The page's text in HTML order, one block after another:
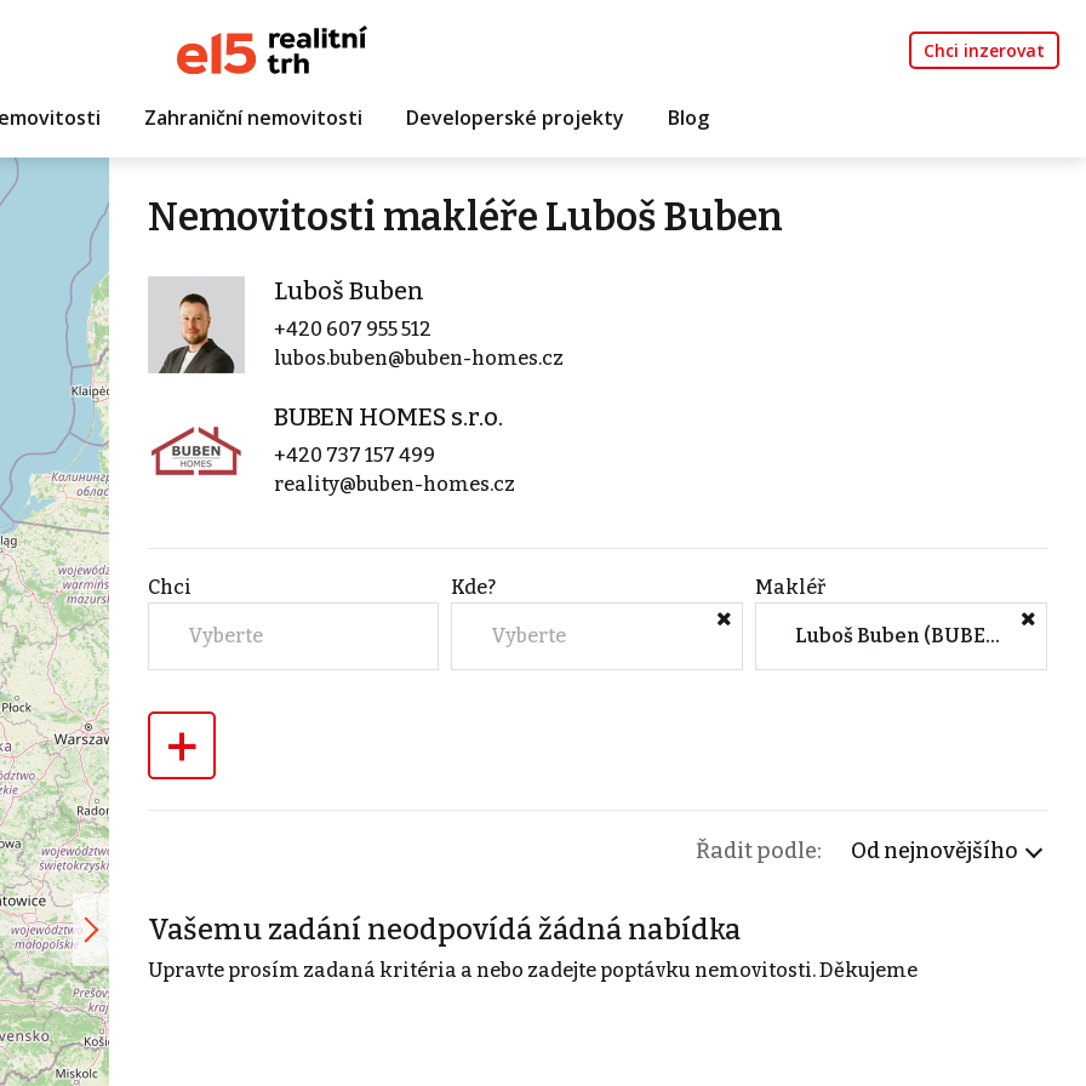
Chci inzerovat
Zahraniční nemovitosti Developerské projekty Blog
Nemovitosti makléře Luboš Buben
Luboš Buben
+420 607 955 512
lubos.buben@buben-homes.cz
BUBEN HOMES s.r.o.
+420 737 157 499
reality@buben-homes.cz
Chci
Vyberte
Kde?
Vyberte
Makléř
Luboš Buben (BUBEN HOMES s.r.o.)
+
Řadit podle: Od nejnovějšího
Vašemu zadání neodpovídá žádná nabídka
Upravte prosím zadaná kritéria a nebo zadejte poptávku nemovitosti. Děkujeme